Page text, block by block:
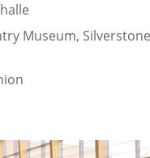
Museum,